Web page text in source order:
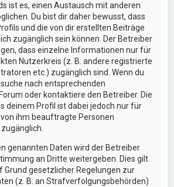
ist es, einen Austausch mit anderen
Du bist dir daher bewusst, dass
und die von dir erstellten Beiträge
zugänglich sein können. Der Betreiber
dass einzelne Informationen nur für
Nutzerkreis (z. B. andere registrierte
etc.) zugänglich sind. Wenn du
nach entsprechenden
oder kontaktiere den Betreiber. Die
deinem Profil ist dabei jedoch nur für
ihm beauftragte Personen
genannten Daten wird der Betreiber
an Dritte weitergeben. Dies gilt
Grund gesetzlicher Regelungen zur
(z. B. an Strafverfolgungsbehörden)